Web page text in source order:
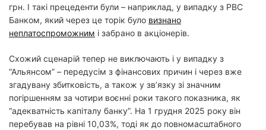
грн. І такі прецеденти були – наприклад, у випадку з РВС
Банком, який через це торік було визнано
неплатоспроможним і забрано в акціонерів.
Схожий сценарій тепер не виключають і у випадку з
“Альянсом” – передусім з фінансових причин і через вже
згадувану збитковість, а також у зв’язку зі значним
погіршенням за чотири воєнні роки такого показника, як
“адекватність капіталу банку”. На 1 грудня 2025 року він
перебував на рівні 10,03%, тоді як до повномасштабного